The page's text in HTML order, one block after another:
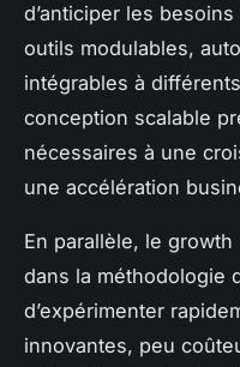
d’anticiper les
outils modulables,
intégrables à
conception scalable
nécessaires à une
une accélération
En parallèle, le
dans la méthodologie
d’expérimenter
innovantes, peu